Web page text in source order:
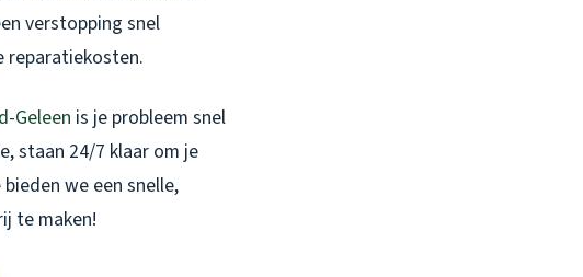
verstopping snel
reparatiekosten.
Geleen is je probleem snel
staan 24/7 klaar om je
we een snelle,
te maken!